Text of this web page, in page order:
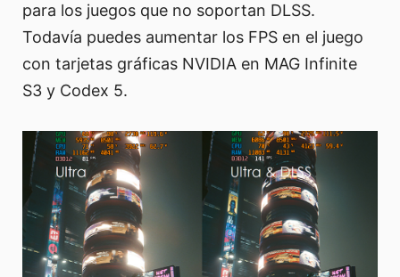
para los juegos que no soportan DLSS.
Todavía puedes aumentar los FPS en el juego
con tarjetas gráficas NVIDIA en MAG Infinite
S3 y Codex 5.